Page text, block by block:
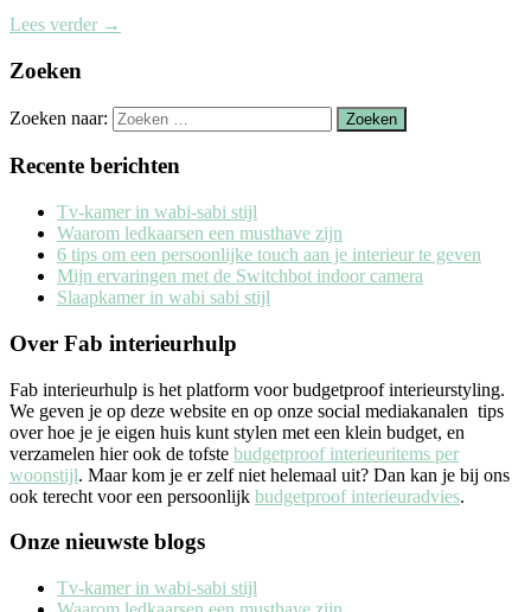
Lees verder →
Zoeken
Zoeken naar:
Recente berichten
Tv-kamer in wabi-sabi stijl
Waarom ledkaarsen een musthave zijn
6 tips om een persoonlijke touch aan je interieur te geven
Mijn ervaringen met de Switchbot indoor camera
Slaapkamer in wabi sabi stijl
Over Fab interieurhulp
Fab interieurhulp is het platform voor budgetproof interieurstyling.
We geven je op deze website en op onze social mediakanalen tips
over hoe je je eigen huis kunt stylen met een klein budget, en
verzamelen hier ook de tofste budgetproof interieuritems per
woonstijl. Maar kom je er zelf niet helemaal uit? Dan kan je bij ons
ook terecht voor een persoonlijk budgetproof interieuradvies.
Onze nieuwste blogs
Tv-kamer in wabi-sabi stijl